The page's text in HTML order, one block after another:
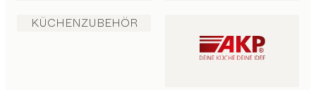
KÜCHENZUBEHÖR